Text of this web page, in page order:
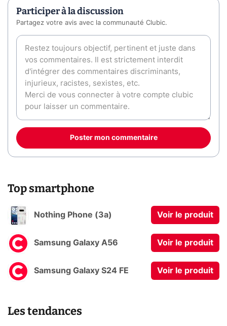
Participer à la discussion
Partagez votre avis avec la communauté Clubic.
Poster mon commentaire
Top smartphone
Nothing Phone (3a) Voir le produit
Samsung Galaxy A56 Voir le produit
Samsung Galaxy S24 FE Voir le produit
Les tendances